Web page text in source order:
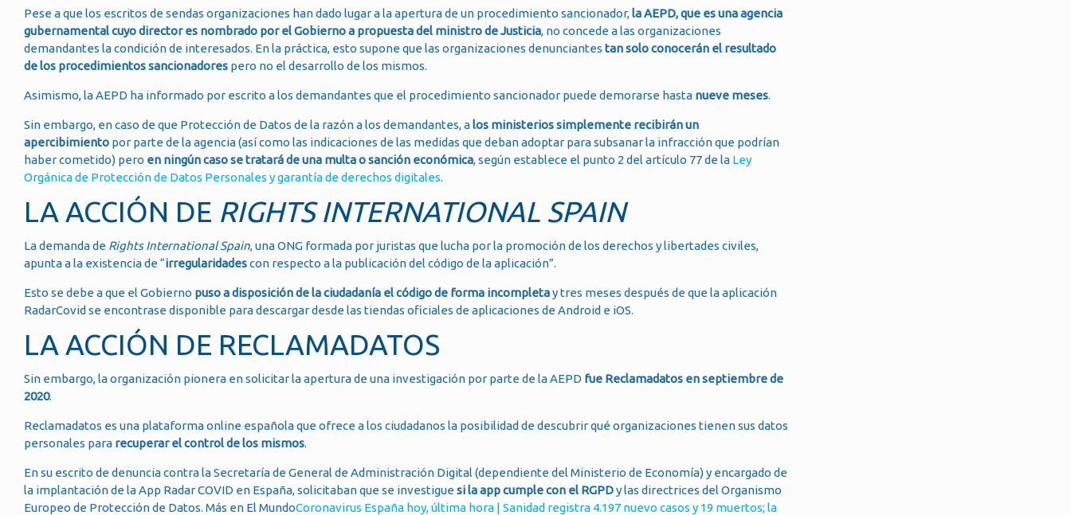
Pese a que los escritos de sendas organizaciones han dado lugar a la apertura de un procedimiento sancionador,la AEPD, que es una agencia
gubernamental cuyo director es nombrado por el Gobierno a propuesta del ministro de Justicia, no concede a las organizaciones
demandantes la condición de interesados. En la práctica, esto supone que las organizaciones denunciantes tan solo conocerán el resultado
de los procedimientos sancionadores pero no el desarrollo de los mismos.
Asimismo, la AEPD ha informado por escrito a los demandantes que el procedimiento sancionador puede demorarse hasta nueve meses.
Sin embargo, en caso de que Protección de Datos de la razón a los demandantes, alos ministerios simplemente recibirán un
apercibimiento por parte de la agencia (así como las indicaciones de las medidas que deban adoptar para subsanar la infracción que podrían
haber cometido) pero en ningún caso se tratará de una multa o sanción económica, según establece el punto 2 del artículo 77 de la Ley
Orgánica de Protección de Datos Personales y garantía de derechos digitales.
LA ACCIÓN DE RIGHTS INTERNATIONAL SPAIN
La demanda de Rights International Spain, una ONG formada por juristas que lucha por la promoción de los derechos y libertades civiles,
apunta a la existencia de “irregularidadescon respecto a la publicación del código de la aplicación”.
Esto se debe a que el Gobierno puso a disposición de la ciudadanía el código de forma incompletay tres meses después de que la aplicación
RadarCovid se encontrase disponible para descargar desde las tiendas oficiales de aplicaciones de Android e iOS.
LA ACCIÓN DE RECLAMADATOS
Sin embargo, la organización pionera en solicitar la apertura de una investigación por parte de la AEPD fue Reclamadatos en septiembre de
2020.
Reclamadatos es una plataforma online española que ofrece a los ciudadanos la posibilidad de descubrir qué organizaciones tienen sus datos
personales para recuperar el control de los mismos.
En su escrito de denuncia contra la Secretaría de General de Administración Digital (dependiente del Ministerio de Economía) y encargado de
la implantación de la App Radar COVID en España, solicitaban que se investiguesi la app cumple con el RGPDy las directrices del Organismo
Europeo de Protección de Datos. Más en El MundoCoronavirus España hoy, última hora | Sanidad registra 4.197 nuevo casos y 19 muertos; la